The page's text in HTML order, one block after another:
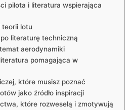
pilota i literatura wspierająca⁤
teorii ⁣lotu
literaturę techniczną
aerodynamiki
pomagająca w
które musisz poznać
jako ‌źródło inspiracji
które ⁣rozweselą ⁤i zmotywują